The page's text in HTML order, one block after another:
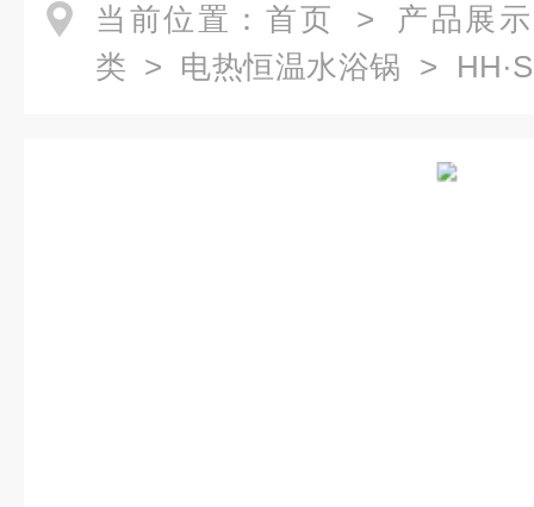
当前位置： 首页 > 产品展示
类 > 电热恒温水浴锅 >